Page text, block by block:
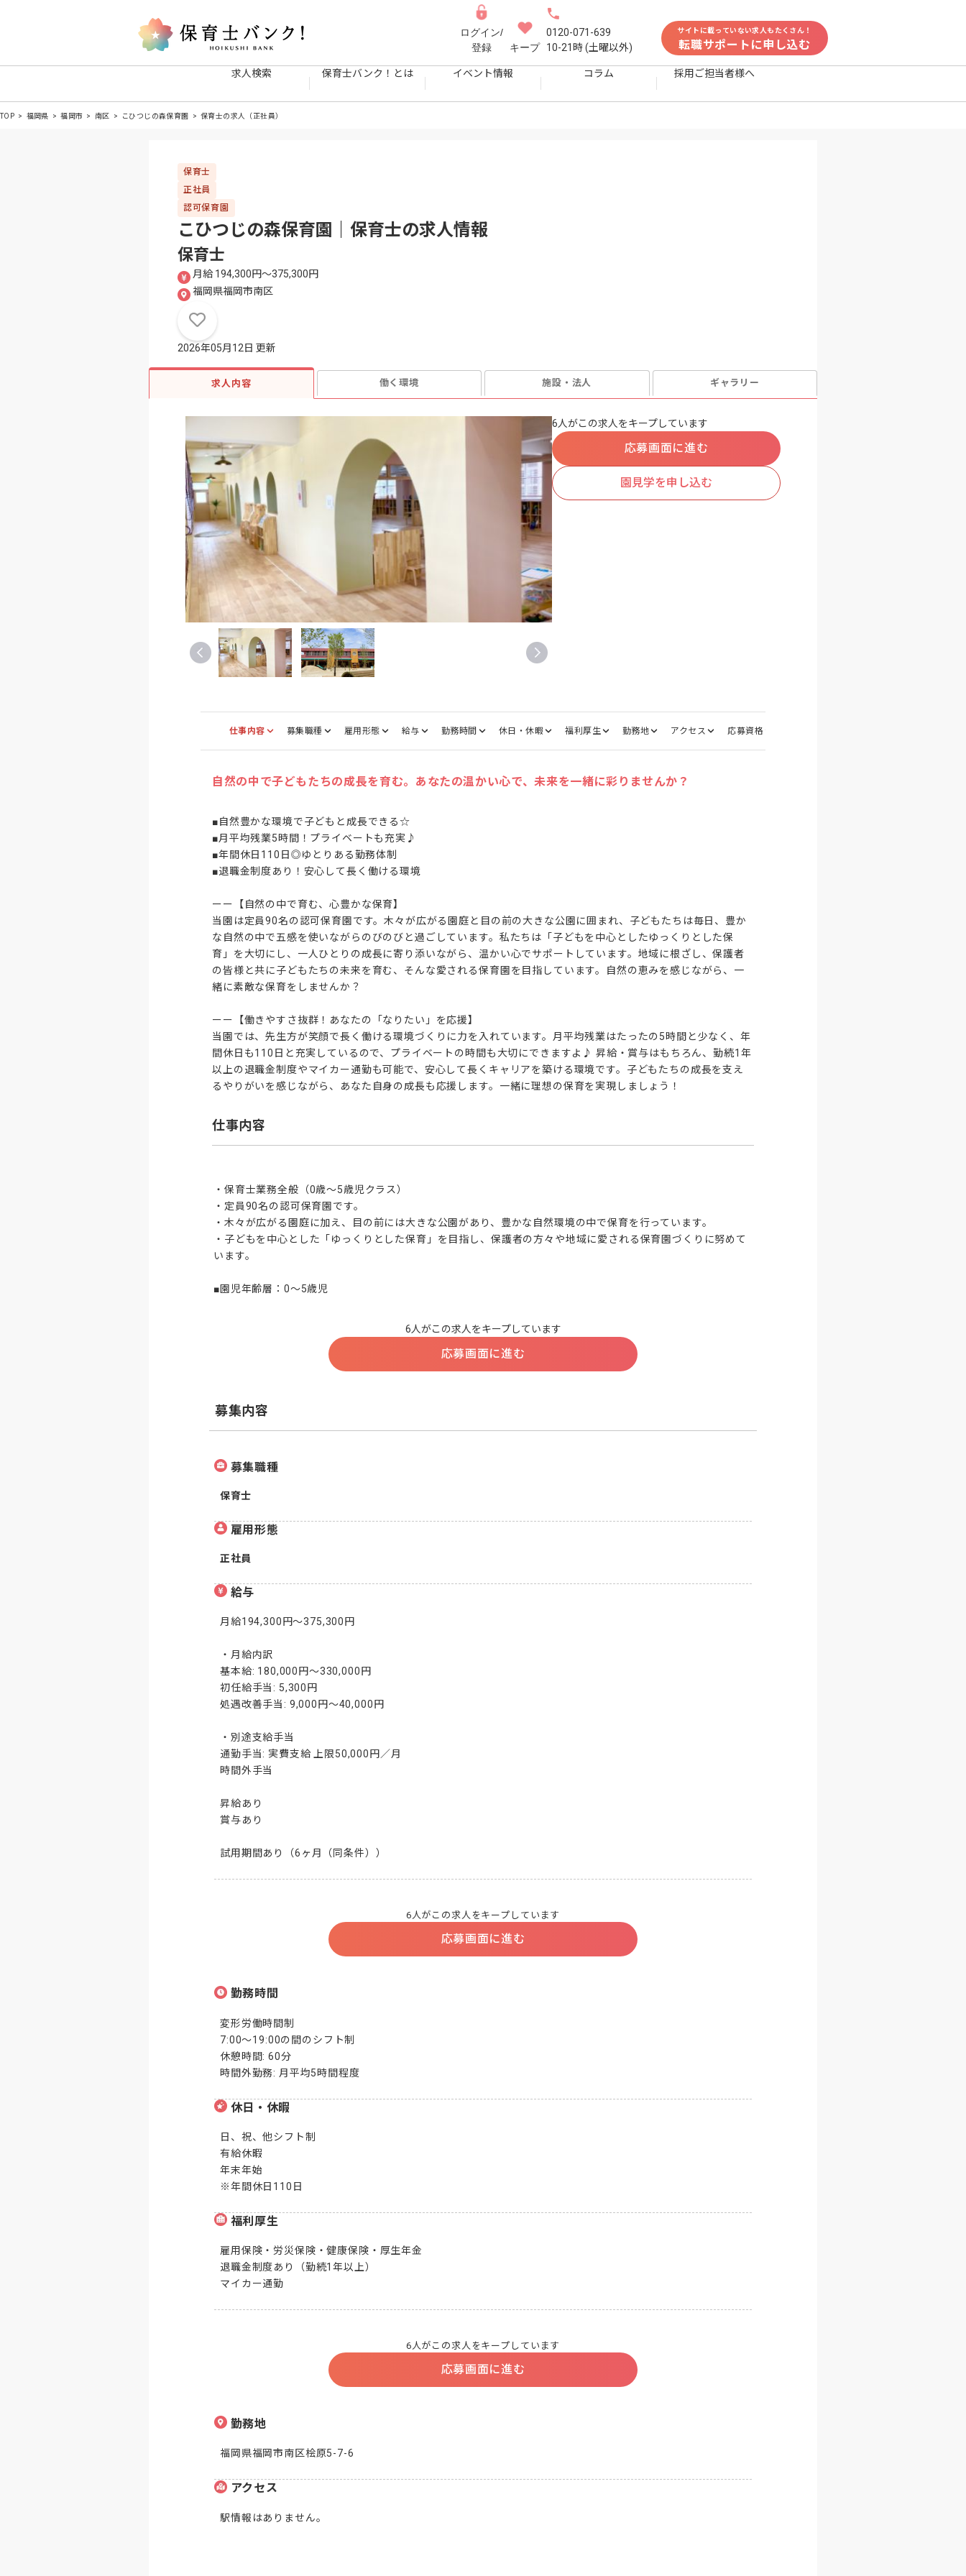
ログイン/
登録
キープ
0120-071-639
10-21時 (土曜以外)
サイトに載っていない求人もたくさん！
転職サポートに申し込む
求人検索 保育士バンク！とは イベント情報 コラム 採用ご担当者様へ
TOP 福岡県 福岡市 南区 こひつじの森保育園 保育士の求人（正社員）
保育士
正社員
認可保育園
こひつじの森保育園｜保育士の求人情報
保育士
月給 194,300円〜375,300円
福岡県福岡市南区
2026年05月12日 更新
求人内容 働く環境 施設・法人 ギャラリー
6人がこの求人をキープしています
応募画面に進む
園見学を申し込む
仕事内容 募集職種 雇用形態 給与 勤務時間 休日・休暇 福利厚生 勤務地 アクセス 応募資格
自然の中で子どもたちの成長を育む。あなたの温かい心で、未来を一緒に彩りませんか？
■自然豊かな環境で子どもと成長できる☆
■月平均残業5時間！プライベートも充実♪
■年間休日110日◎ゆとりある勤務体制
■退職金制度あり！安心して長く働ける環境
ーー【自然の中で育む、心豊かな保育】
当園は定員90名の認可保育園です。木々が広がる園庭と目の前の大きな公園に囲まれ、子どもたちは毎日、豊か
な自然の中で五感を使いながらのびのびと過ごしています。私たちは「子どもを中心としたゆっくりとした保
育」を大切にし、一人ひとりの成長に寄り添いながら、温かい心でサポートしています。地域に根ざし、保護者
の皆様と共に子どもたちの未来を育む、そんな愛される保育園を目指しています。自然の恵みを感じながら、一
緒に素敵な保育をしませんか？
ーー【働きやすさ抜群！あなたの「なりたい」を応援】
当園では、先生方が笑顔で長く働ける環境づくりに力を入れています。月平均残業はたったの5時間と少なく、年
間休日も110日と充実しているので、プライベートの時間も大切にできますよ♪ 昇給・賞与はもちろん、勤続1年
以上の退職金制度やマイカー通勤も可能で、安心して長くキャリアを築ける環境です。子どもたちの成長を支え
るやりがいを感じながら、あなた自身の成長も応援します。一緒に理想の保育を実現しましょう！
仕事内容
・保育士業務全般（0歳～5歳児クラス）
・定員90名の認可保育園です。
・木々が広がる園庭に加え、目の前には大きな公園があり、豊かな自然環境の中で保育を行っています。
・子どもを中心とした「ゆっくりとした保育」を目指し、保護者の方々や地域に愛される保育園づくりに努めて
います。
■園児年齢層：0～5歳児
6人がこの求人をキープしています
応募画面に進む
募集内容
募集職種
保育士
雇用形態
正社員
給与
月給194,300円〜375,300円
・月給内訳
基本給: 180,000円〜330,000円
初任給手当: 5,300円
処遇改善手当: 9,000円〜40,000円
・別途支給手当
通勤手当: 実費支給 上限50,000円／月
時間外手当
昇給あり
賞与あり
試用期間あり（6ヶ月（同条件））
6人がこの求人をキープしています
応募画面に進む
勤務時間
変形労働時間制
7:00～19:00の間のシフト制
休憩時間: 60分
時間外勤務: 月平均5時間程度
休日・休暇
日、祝、他シフト制
有給休暇
年末年始
※年間休日110日
福利厚生
雇用保険・労災保険・健康保険・厚生年金
退職金制度あり（勤続1年以上）
マイカー通勤
6人がこの求人をキープしています
応募画面に進む
勤務地
福岡県福岡市南区桧原5-7-6
アクセス
駅情報はありません。